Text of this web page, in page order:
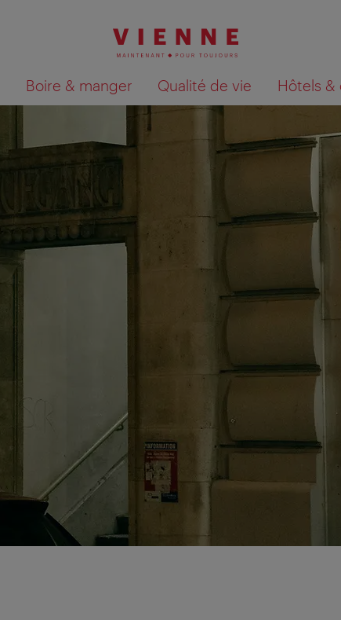
Boire & manger Qualité de vie Hôtels &
Afficher les résultats de la recherche sur la